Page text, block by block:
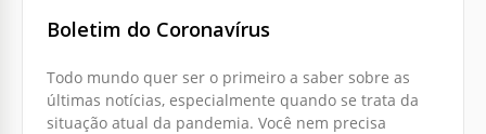
Boletim do Coronavírus
Todo mundo quer ser o primeiro a saber sobre as
últimas notícias, especialmente quando se trata da
situação atual da pandemia. Você nem precisa